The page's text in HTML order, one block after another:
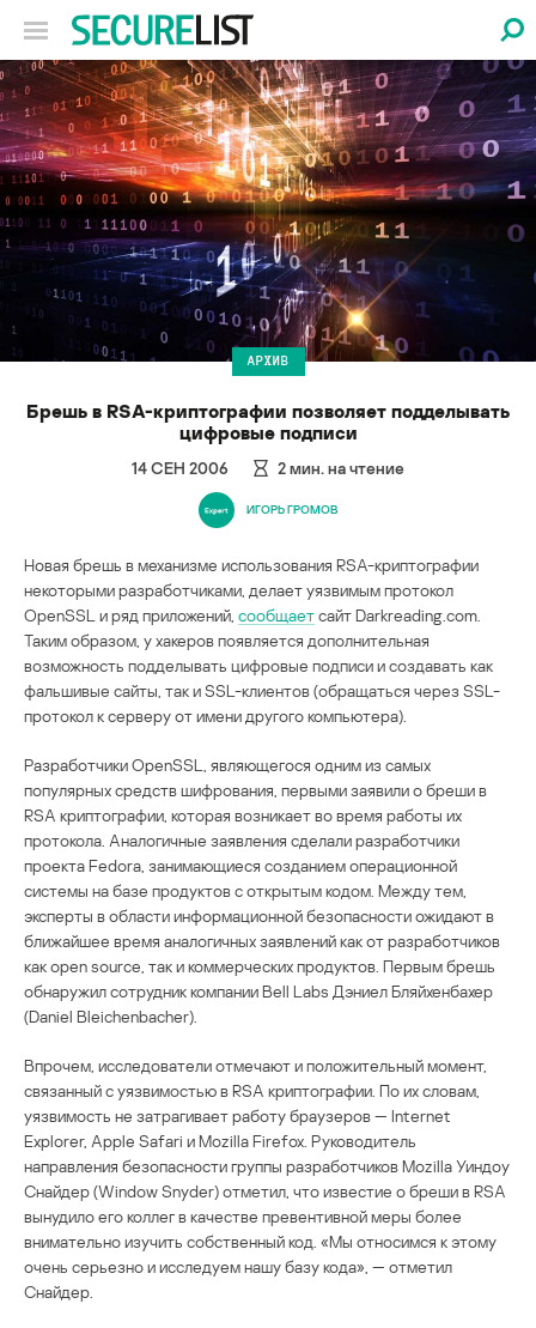
АРХИВ
Брешь в RSA-криптографии позволяет подделывать
цифровые подписи
14 СЕН 2006 2мин. на чтение
ИГОРЬ ГРОМОВ
Новая брешь в механизме использования RSA-криптографии
некоторыми разработчиками, делает уязвимым протокол
OpenSSL и ряд приложений, сообщаетсайт Darkreading.com.
Таким образом, у хакеров появляется дополнительная
возможность подделывать цифровые подписи и создавать как
фальшивые сайты, так и SSL-клиентов (обращаться через SSL-
протокол к серверу от имени другого компьютера).
Разработчики OpenSSL, являющегося одним из самых
популярных средств шифрования, первыми заявили о бреши в
RSA криптографии, которая возникает во время работы их
протокола. Аналогичные заявления сделали разработчики
проекта Fedora, занимающиеся созданием операционной
системы на базе продуктов с открытым кодом. Между тем,
эксперты в области информационной безопасности ожидают в
ближайшее время аналогичных заявлений как от разработчиков
как open source, так и коммерческих продуктов. Первым брешь
обнаружил сотрудник компании Bell Labs Дэниел Бляйхенбахер
(Daniel Bleichenbacher).
Впрочем, исследователи отмечают и положительный момент,
связанный с уязвимостью в RSA криптографии. По их словам,
уязвимость не затрагивает работу браузеров — Internet
Explorer, Apple Safari и Mozilla Firefox. Руководитель
направления безопасности группы разработчиков Mozilla Уиндоу
Снайдер (Window Snyder) отметил, что известие о бреши в RSA
вынудило его коллег в качестве превентивной меры более
внимательно изучить собственный код. «Мы относимся к этому
очень серьезно и исследуем нашу базу кода», — отметил
Снайдер.